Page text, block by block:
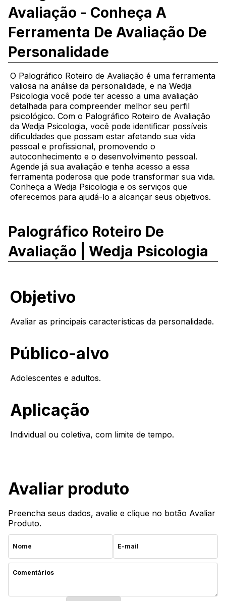
Avaliação - Conheça A
Ferramenta De Avaliação De
Personalidade
O Palográfico Roteiro de Avaliação é uma ferramenta
valiosa na análise da personalidade, e na Wedja
Psicologia você pode ter acesso a uma avaliação
detalhada para compreender melhor seu perfil
psicológico. Com o Palográfico Roteiro de Avaliação
da Wedja Psicologia, você pode identificar possíveis
dificuldades que possam estar afetando sua vida
pessoal e profissional, promovendo o
autoconhecimento e o desenvolvimento pessoal.
Agende já sua avaliação e tenha acesso a essa
ferramenta poderosa que pode transformar sua vida.
Conheça a Wedja Psicologia e os serviços que
oferecemos para ajudá-lo a alcançar seus objetivos.
Palográfico Roteiro De
Avaliação | Wedja Psicologia
Objetivo
Avaliar as principais características da personalidade.
Público-alvo
Adolescentes e adultos.
Aplicação
Individual ou coletiva, com limite de tempo.
Avaliar produto
Preencha seus dados, avalie e clique no botão Avaliar
Produto.